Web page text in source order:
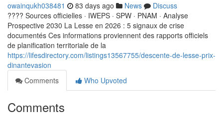
owainqukh038481 83 days ago News
Discuss
???? Sources officielles · IWEPS · SPW · PNAM · Analyse
Prospective 2030 La Lesse en 2026 : 5 signaux de crise
documentés Ces informations proviennent des rapports officiels
de planification territoriale de la
https://lifesdirectory.com/listings13567755/descente-de-lesse-prix-
dinantevasion
Comments
Who Upvoted
Comments